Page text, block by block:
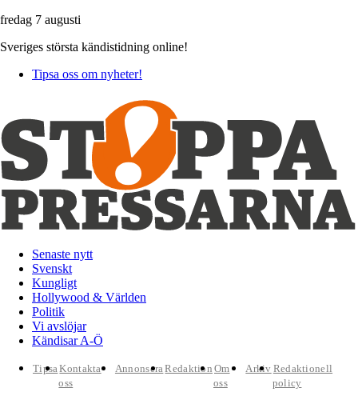
fredag 7 augusti
Sveriges största kändistidning online!
Tipsa oss om nyheter!
Senaste nytt
Svenskt
Kungligt
Hollywood & Världen
Politik
Vi avslöjar
Kändisar A-Ö
TipsaKontakta
oss
AnnonseraRedaktion Om
oss
Arkiv Redaktionell
policy